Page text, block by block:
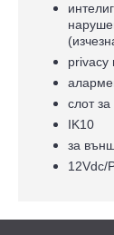
privacy
слот
IK10
за
12Vdc/